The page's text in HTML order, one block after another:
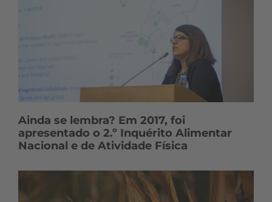
Ainda se lembra? Em 2017, foi
apresentado o 2.º Inquérito Alimentar
Nacional e de Atividade Física